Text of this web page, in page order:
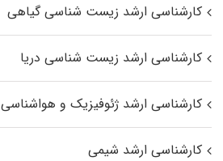
کارشناسی ارشد زیست‌ شناسی گیاهی
کارشناسی ارشد زیست‌ شناسی دریا
کارشناسی ارشد ژئوفیزیک و هواشناسی
کارشناسی ارشد شیمی